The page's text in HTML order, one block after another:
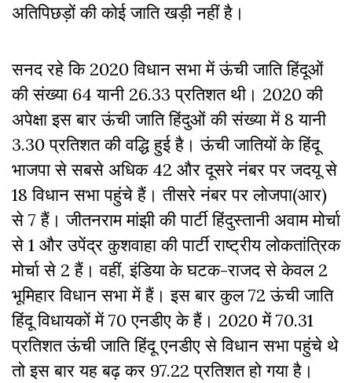
अतिपिछड़ों की कोई जाति खड़ी नहीं है।
सनद रहे कि 2020 विधान सभा में ऊंची जाति हिंदूओं
की संख्या 64 यानी 26.33 प्रतिशत थी। 2020 की
अपेक्षा इस बार ऊंची जाति हिंदुओं की संख्या में 8 यानी
3.30 प्रतिशत की वद्धि हुई है। ऊंची जातियों के हिंदू
भाजपा से सबसे अधिक 42 और दूसरे नंबर पर जदयू से
18 विधान सभा पहुंचे हैं। तीसरे नंबर पर लोजपा(आर)
से 7 हैं। जीतनराम मांझी की पार्टी हिंदुस्तानी अवाम मोर्चा
से 1 और उपेंद्र कुशवाहा की पार्टी राष्ट्रीय लाेकतांत्रिक
मोर्चा से 2 हैं। वहीं, इंडिया के घटक-राजद से केवल 2
भूमिहार विधान सभा में हैं। इस बार कुल 72 ऊंची जाति
हिंदू विधायकों में 70 एनडीए के हैं। 2020 में 70.31
प्रतिशत ऊंची जाति हिंदू एनडीए से विधान सभा पहुंचे थे
तो इस बार यह बढ़ कर 97.22 प्रतिशत हो गया है।